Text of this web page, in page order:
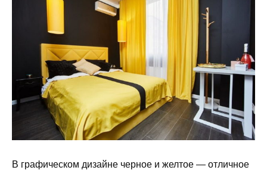
В графическом дизайне черное и желтое — отличное